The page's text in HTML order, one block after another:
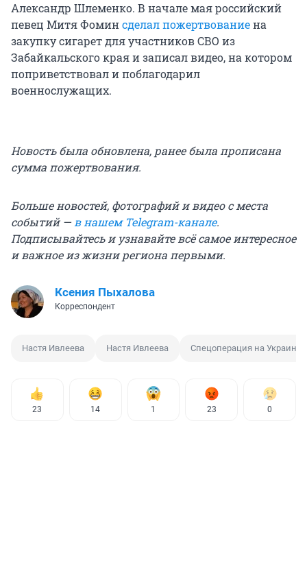
Александр Шлеменко. В начале мая российский
певец Митя Фоминсделал пожертвованиена
закупку сигарет для участников СВО из
Забайкальского края и записал видео, на котором
поприветствовал и поблагодарил
военнослужащих.
Новость была обновлена, ранее была прописана
сумма пожертвования.
Больше новостей, фотографий и видео с места
событий —в нашем Telegram-канале.
Подписывайтесь и узнавайте всё самое интересное
и важное из жизни региона первыми.
Ксения Пыхалова
Корреспондент
Настя Ивлеева Настя Ивлеева Спецоперация на Украине
23 14 1 23 0